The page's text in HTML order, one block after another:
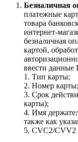
Безналичная
платежные
товара
интернет-
безналичная
картой,
ввести данные
1. Тип карты;
2. Номер карты;
3. Срок
карты);
4. Имя
также как
5. CVC2/CVV2